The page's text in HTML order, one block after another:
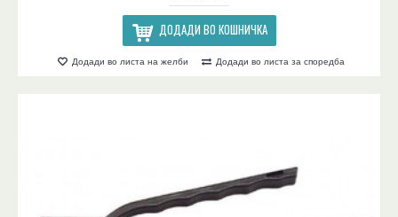
ДОДАДИ ВО КОШНИЧКА
Додади во листа на желби Додади во листа за споредба